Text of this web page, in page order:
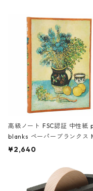
高級ノート FSC認証 中性紙
blanks ペーパーブランクス
ハードカバー 罫線 ヴァン・
¥2,640